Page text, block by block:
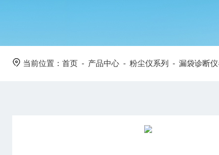
当前位置： 首页 - 产品中心 - 粉尘仪系列 - 漏袋诊断